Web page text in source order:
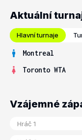
Aktuální
Hlavní turnaje
Montreal
Toronto WTA
Vzájemné